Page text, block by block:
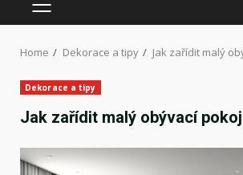
PRIMARY
Home Dekorace a tipy Jak zařídit malý
Dekorace a tipy
Jak zařídit malý obývací pokoj